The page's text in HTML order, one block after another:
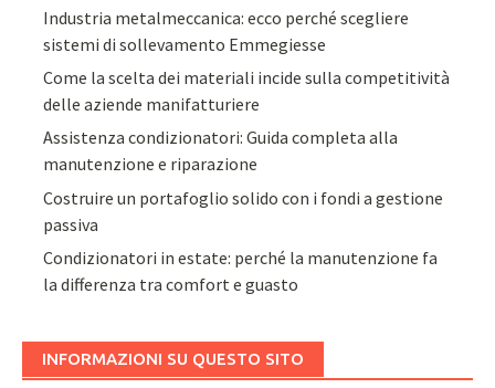
Industria metalmeccanica: ecco perché scegliere
sistemi di sollevamento Emmegiesse
Come la scelta dei materiali incide sulla competitività
delle aziende manifatturiere
Assistenza condizionatori: Guida completa alla
manutenzione e riparazione
Costruire un portafoglio solido con i fondi a gestione
passiva
Condizionatori in estate: perché la manutenzione fa
la differenza tra comfort e guasto
INFORMAZIONI SU QUESTO SITO